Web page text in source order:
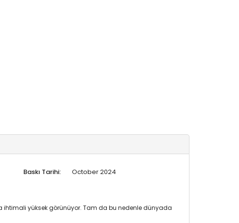
Baskı Tarihi:
October 2024
ihtimali yüksek görünüyor. Tam da bu nedenle dünyada